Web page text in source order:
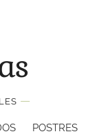
—
POSTRES